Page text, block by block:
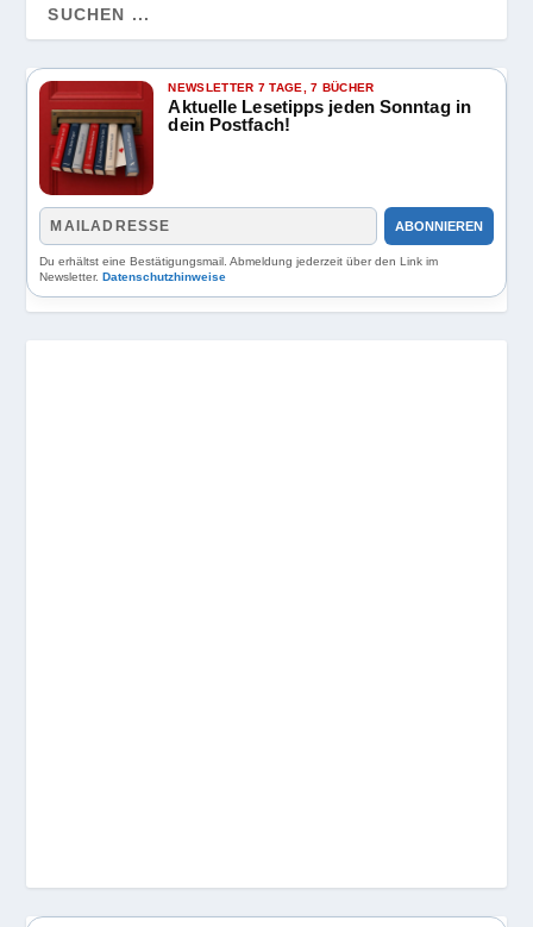
NEWSLETTER 7 TAGE, 7 BÜCHER
Aktuelle Lesetipps jeden Sonntag in
dein Postfach!
ABONNIEREN
Du erhältst eine Bestätigungsmail. Abmeldung jederzeit über den Link im
Newsletter. Datenschutzhinweise